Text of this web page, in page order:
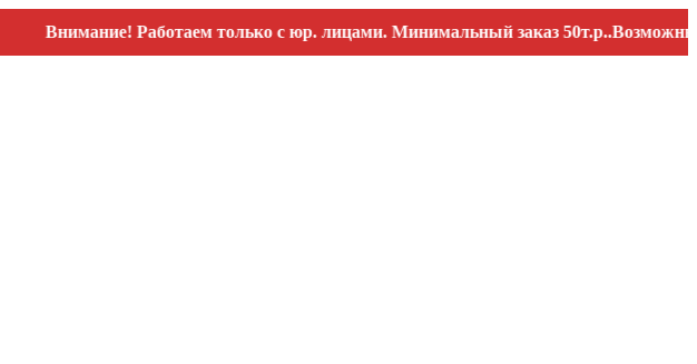
Внимание! Работаем только с юр. лицами. Минимальный заказ 50т.р..Возможны